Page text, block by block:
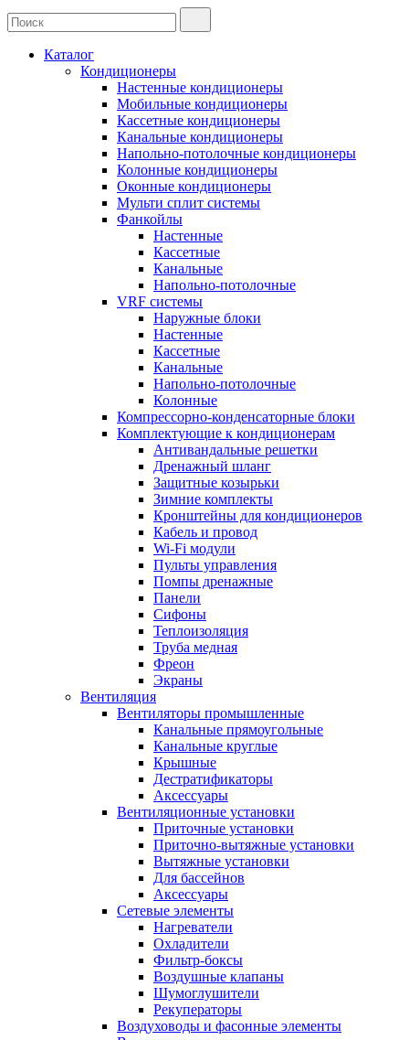
Каталог
Кондиционеры
Настенные кондиционеры
Мобильные кондиционеры
Кассетные кондиционеры
Канальные кондиционеры
Напольно-потолочные кондиционеры
Колонные кондиционеры
Оконные кондиционеры
Мульти сплит системы
Фанкойлы
Настенные
Кассетные
Канальные
Напольно-потолочные
VRF системы
Наружные блоки
Настенные
Кассетные
Канальные
Напольно-потолочные
Колонные
Компрессорно-конденсаторные блоки
Комплектующие к кондиционерам
Антивандальные решетки
Дренажный шланг
Защитные козырьки
Зимние комплекты
Кронштейны для кондиционеров
Кабель и провод
Wi-Fi модули
Пульты управления
Помпы дренажные
Панели
Сифоны
Теплоизоляция
Труба медная
Фреон
Экраны
Вентиляция
Вентиляторы промышленные
Канальные прямоугольные
Канальные круглые
Крышные
Дестратификаторы
Аксессуары
Вентиляционные установки
Приточные установки
Приточно-вытяжные установки
Вытяжные установки
Для бассейнов
Аксессуары
Сетевые элементы
Нагреватели
Охладители
Фильтр-боксы
Воздушные клапаны
Шумоглушители
Рекуператоры
Воздуховоды и фасонные элементы